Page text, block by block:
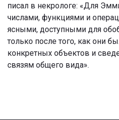
писал в некрологе: «Для
числами, функциями и
ясными, доступными для
только после того, как они
конкретных объектов и
связям общего вида».